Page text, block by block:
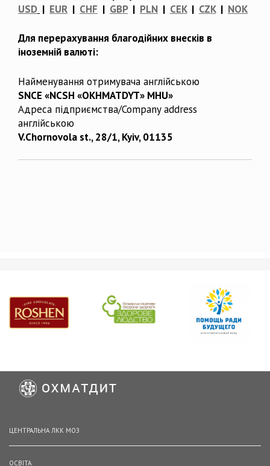
USD | EUR | CHF | GBP| PLN | CEK| CZK| NOK
Для перерахування благодійних внесків в
іноземній валюті:
Найменування отримувача англійською
SNCE «NCSH «OKHMATDYT» MHU»
Адреса підприємства/Company address
англійською
V.Chornovola st., 28/1, Kyiv, 01135
ЦЕНТРАЛЬНА ЛКК МОЗ
ОСВІТА